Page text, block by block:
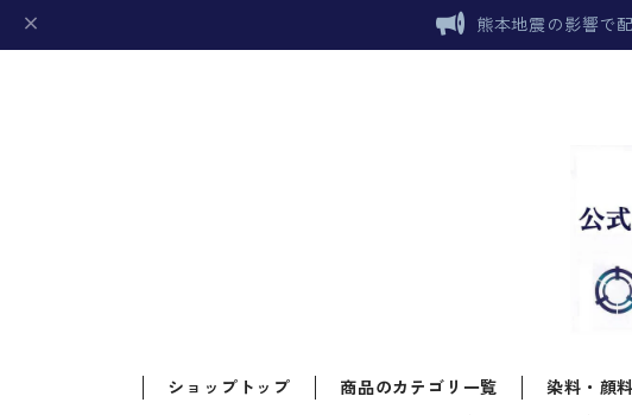
熊本地震の影響で
ショップトップ 商品のカテゴリ一覧 染料・顔